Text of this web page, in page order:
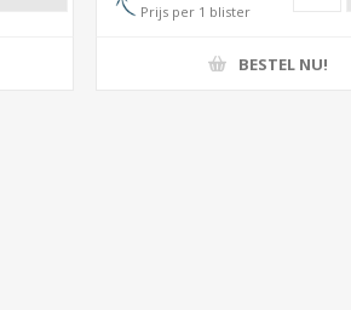
Prijs per 1 blister
BESTEL NU!